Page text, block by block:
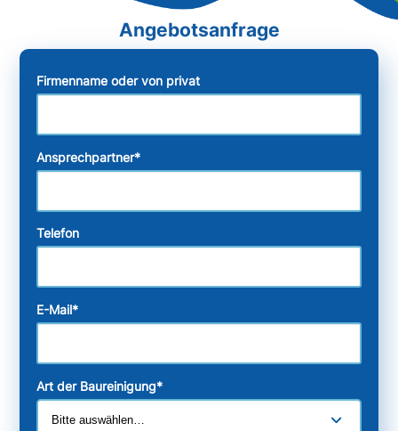
Firmenname oder von privat
Ansprechpartner*
Telefon
E-Mail*
Art der Baureinigung*